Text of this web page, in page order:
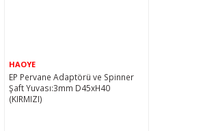
HAOYE
EP Pervane Adaptörü ve Spinner
Şaft Yuvası:3mm D45xH40
(KIRMIZI)